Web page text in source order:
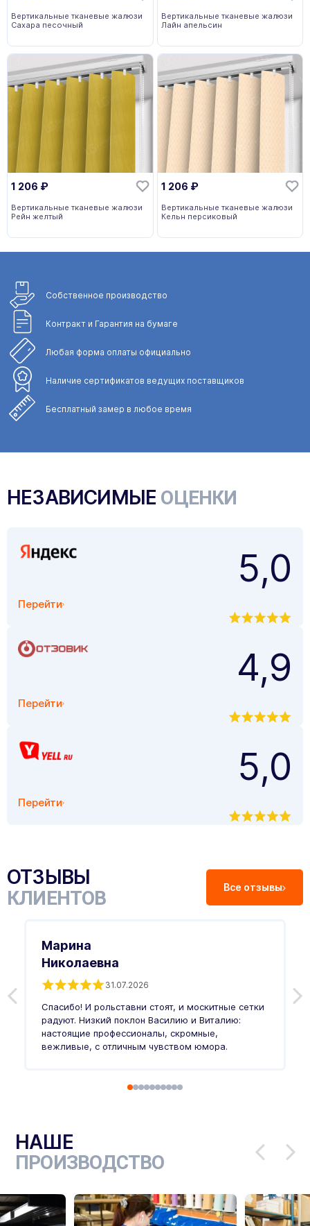
Вертикальные тканевые жалюзи
Сахара песочный
Вертикальные тканевые жалюзи
Лайн апельсин
1 206 ₽
Вертикальные тканевые жалюзи
Рейн желтый
1 206 ₽
Вертикальные тканевые жалюзи
Кельн персиковый
Собственное производство
Контракт и Гарантия на бумаге
Любая форма оплаты официально
Наличие сертификатов ведущих поставщиков
Бесплатный замер в любое время
НЕЗАВИСИМЫЕ ОЦЕНКИ
Перейти
5,0
Перейти
4,9
Перейти
5,0
ОТЗЫВЫ
КЛИЕНТОВ Все отзывы
Марина
Николаевна
31.07.2026
Спасибо! И рольставни стоят, и москитные сетки
радуют. Низкий поклон Василию и Виталию:
настоящие профессионалы, скромные,
вежливые, с отличным чувством юмора.
НАШЕ
ПРОИЗВОДСТВО